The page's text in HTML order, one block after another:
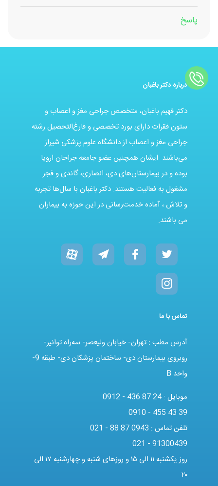
پاسخ
درباره دکتر باغبان
دکتر فهیم باغبان، متخصص جراحی مغز و اعصاب و
ستون فقرات دارای بورد تخصصی و فارغ‌التحصیل رشته
جراحی مغز و اعصاب از دانشگاه علوم پزشکی شیراز
می‌باشند. ایشان همچنین عضو جامعه جراحان اروپا
بوده و در بیمارستان‌های دی، انصاری، گاندی و فجر
مشغول به فعالیت هستند. دکتر باغبان با سال‌ها تجربه
و تلاش ، آماده خدمت‌رسانی در این حوزه به بیماران
می باشند.
تماس با ما
آدرس مطب : تهران- خیابان ولیعصر- سه‌راه توانیر-
روبروی بیمارستان دی- ساختمان پزشکان دی- طبقه 9-
واحد B
موبایل : 0912 - 436 87 24
0910 - 455 43 39
تلفن تماس : 021 - 88 87 0943
021 - 91300439
روز یکشنبه ۱۱ الی ۱۵ و روزهای شنبه و چهارشنبه ۱۷ الی
۲۰